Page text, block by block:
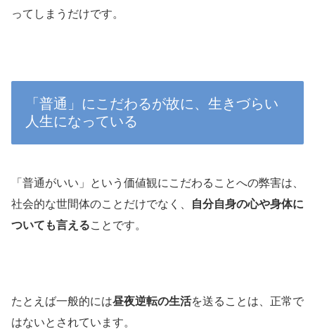
ってしまうだけです。
「普通」にこだわるが故に、生きづらい
人生になっている
「普通がいい」という価値観にこだわることへの弊害は、
社会的な世間体のことだけでなく、
自分自身の心や身体に
ついても言えることです。
たとえば一般的には昼夜逆転の生活を送ることは、正常で
はないとされています。